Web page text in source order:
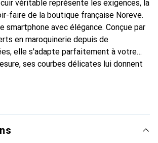
véritable représente les exigences, la
faire de la boutique française Noreve.
smartphone avec élégance. Conçue par
en maroquinerie depuis de
elle s'adapte parfaitement à votre
ses courbes délicates lui donnent
votre smartphone. La marque
constitue un choix sûr pour une